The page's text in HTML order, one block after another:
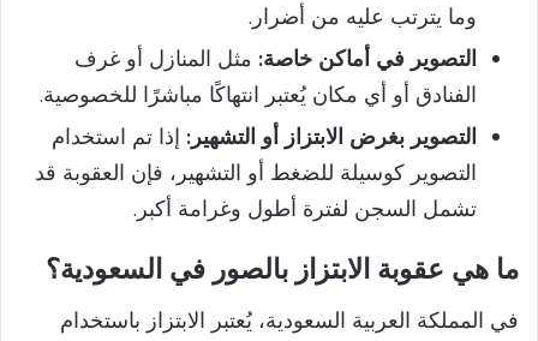
وما يترتب عليه من أضرار.
التصوير في أماكن خاصة: مثل المنازل أو غرف
الفنادق أو أي مكان يُعتبر انتهاكًا مباشرًا للخصوصية.
التصوير بغرض الابتزاز أو التشهير: إذا تم استخدام
التصوير كوسيلة للضغط أو التشهير، فإن العقوبة قد
تشمل السجن لفترة أطول وغرامة أكبر.
ما هي عقوبة الابتزاز بالصور في السعودية؟
في المملكة العربية السعودية، يُعتبر الابتزاز باستخدام